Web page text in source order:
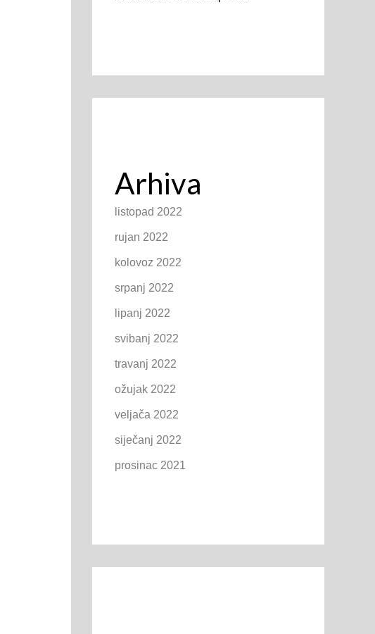
Arhiva
listopad 2022
rujan 2022
kolovoz 2022
srpanj 2022
lipanj 2022
svibanj 2022
travanj 2022
ožujak 2022
veljača 2022
siječanj 2022
prosinac 2021